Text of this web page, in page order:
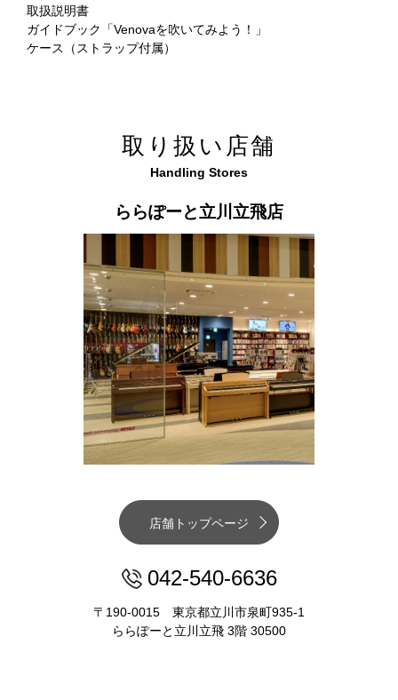
取扱説明書
ガイドブック「Venovaを吹いてみよう！」
ケース（ストラップ付属）
取り扱い店舗
Handling Stores
ららぽーと立川立飛店
店舗トップページ
042-540-6636
〒190-0015 東京都立川市泉町935-1
ららぽーと立川立飛 3階 30500